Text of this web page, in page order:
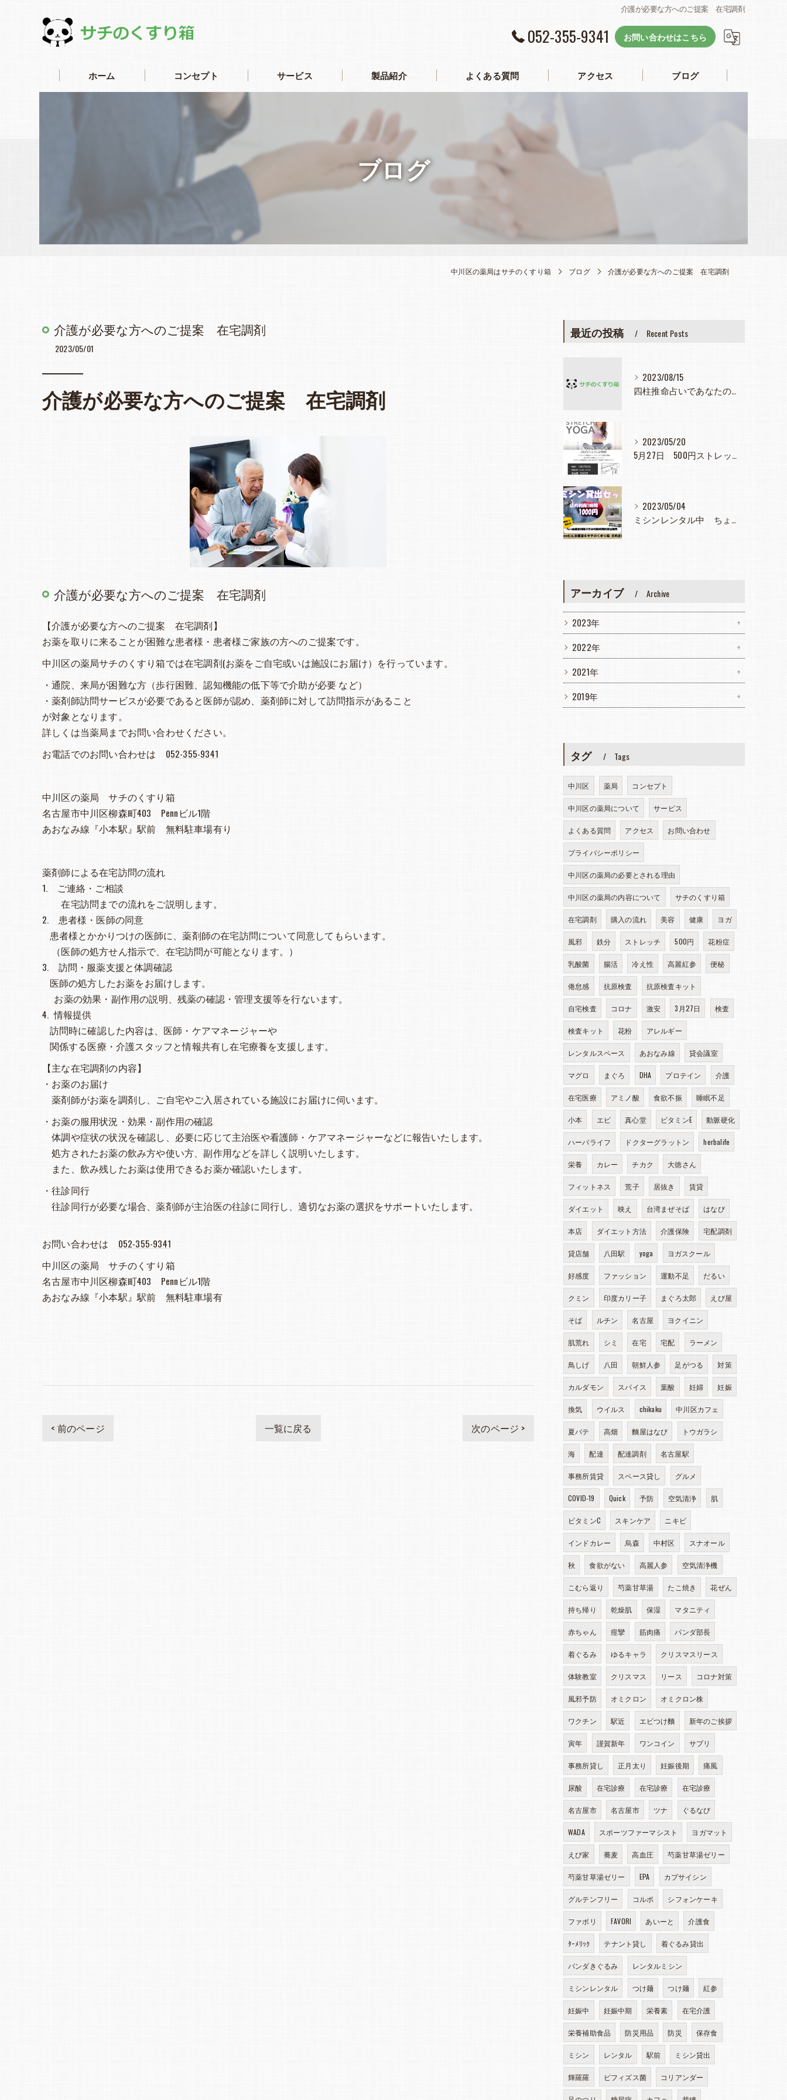
介護が必要な方へのご提案 在宅調剤
052-355-9341 お問い合わせはこちら
ホーム コンセプト サービス 製品紹介 よくある質問 アクセス ブログ
ブログ
中川区の薬局はサチのくすり箱 ブログ 介護が必要な方へのご提案 在宅調剤
介護が必要な方へのご提案 在宅調剤
2023/05/01
介護が必要な方へのご提案 在宅調剤
介護が必要な方へのご提案 在宅調剤
【介護が必要な方へのご提案 在宅調剤】
お薬を取りに来ることが困難な患者様・患者様ご家族の方へのご提案です。
中川区の薬局サチのくすり箱では在宅調剤(お薬をご自宅或いは施設にお届け）を行っています。
・通院、来局が困難な方（歩行困難、認知機能の低下等で介助が必要 など）
・薬剤師訪問サービスが必要であると医師が認め、薬剤師に対して訪問指示があること
が対象となります。
詳しくは当薬局までお問い合わせください。
お電話でのお問い合わせは 052-355-9341
中川区の薬局 サチのくすり箱
名古屋市中川区柳森町403 Pennビル1階
あおなみ線『小本駅』駅前 無料駐車場有り
薬剤師による在宅訪問の流れ
1. ご連絡・ご相談
在宅訪問までの流れをご説明します。
2. 患者様・医師の同意
患者様とかかりつけの医師に、薬剤師の在宅訪問について同意してもらいます。
（医師の処方せん指示で、在宅訪問が可能となります。）
3. 訪問・服薬支援と体調確認
医師の処方したお薬をお届けします。
お薬の効果・副作用の説明、残薬の確認・管理支援等を行ないます。
4. 情報提供
訪問時に確認した内容は、医師・ケアマネージャーや
関係する医療・介護スタッフと情報共有し在宅療養を支援します。
【主な在宅調剤の内容】
・お薬のお届け
薬剤師がお薬を調剤し、ご自宅やご入居されている施設にお届けに伺います。
・お薬の服用状況・効果・副作用の確認
体調や症状の状況を確認し、必要に応じて主治医や看護師・ケアマネージャーなどに報告いたします。
処方されたお薬の飲み方や使い方、副作用などを詳しく説明いたします。
また、飲み残したお薬は使用できるお薬か確認いたします。
・往診同行
往診同行が必要な場合、薬剤師が主治医の往診に同行し、適切なお薬の選択をサポートいたします。
お問い合わせは 052-355-9341
中川区の薬局 サチのくすり箱
名古屋市中川区柳森町403 Pennビル1階
あおなみ線『小本駅』駅前 無料駐車場有
< 前のページ 一覧に戻る 次のページ >
最近の投稿 Recent Posts
2023/08/15
四柱推命占いであなたの人生見つめてみませんか？
2023/05/20
5月27日 500円ストレッチヨガ教室
2023/05/04
ミシンレンタル中 ちょっと使いたとき大活躍
アーカイブ Archive
2023年
2022年
2021年
2019年
タグ Tags
中川区 薬局 コンセプト
中川区の薬局について サービス
よくある質問 アクセス お問い合わせ
プライバシーポリシー
中川区の薬局の必要とされる理由
中川区の薬局の内容について サチのくすり箱
在宅調剤 購入の流れ 美容 健康 ヨガ
風邪 鉄分 ストレッチ 500円 花粉症
乳酸菌 腸活 冷え性 高麗紅参 便秘
倦怠感 抗原検査 抗原検査キット
自宅検査 コロナ 激安 3月27日 検査
検査キット 花粉 アレルギー
レンタルスペース あおなみ線 貸会議室
マグロ まぐろ DHA プロテイン 介護
在宅医療 アミノ酸 食欲不振 睡眠不足
小本 エビ 真心堂 ビタミンE 動脈硬化
ハーバライフ ドクターグラットン herbalife
栄養 カレー チカク 大徳さん
フィットネス 荒子 居抜き 賃貸
ダイエット 映え 台湾まぜそば はなび
本店 ダイエット方法 介護保険 宅配調剤
貸店舗 八田駅 yoga ヨガスクール
好感度 ファッション 運動不足 だるい
クミン 印度カリー子 まぐろ太郎 えび屋
そば ルチン 名古屋 ヨクイニン
肌荒れ シミ 在宅 宅配 ラーメン
鳥しげ 八田 朝鮮人参 足がつる 対策
カルダモン スパイス 葉酸 妊婦 妊娠
換気 ウイルス chikaku 中川区カフェ
夏バテ 高畑 麵屋はなび トウガラシ
海 配達 配達調剤 名古屋駅
事務所賃貸 スペース貸し グルメ
COVID-19 Quick 予防 空気清浄 肌
ビタミンC スキンケア ニキビ
インドカレー 烏森 中村区 スナオール
秋 食欲がない 高麗人参 空気清浄機
こむら返り 芍薬甘草湯 たこ焼き 花ぜん
持ち帰り 乾燥肌 保湿 マタニティ
赤ちゃん 痙攣 筋肉痛 パンダ部長
着ぐるみ ゆるキャラ クリスマスリース
体験教室 クリスマス リース コロナ対策
風邪予防 オミクロン オミクロン株
ワクチン 駅近 エビつけ麵 新年のご挨拶
寅年 謹賀新年 ワンコイン サプリ
事務所貸し 正月太り 妊娠後期 痛風
尿酸 在宅診療 在宅診療 在宅診療
名古屋市 名古屋市 ツナ ぐるなび
WADA スポーツファーマシスト ヨガマット
えび家 蕎麦 高血圧 芍薬甘草湯ゼリー
芍薬甘草湯ゼリー EPA カプサイシン
グルテンフリー コルポ シフォンケーキ
ファボリ FAVORI あいーと 介護食
ﾀｰﾒﾘｯｸ テナント貸し 着ぐるみ貸出
パンダきぐるみ レンタルミシン
ミシンレンタル つけ麺 つけ麺 紅参
妊娠中 妊娠中期 栄養素 在宅介護
栄養補助食品 防災用品 防災 保存食
ミシン レンタル 駅前 ミシン貸出
輝羅羅 ビフィズス菌 コリアンダー